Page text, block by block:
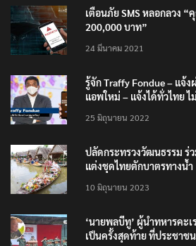
เตือนภัย SMS หลอกลวง “
200,000 บาท”
24 มีนาคม 2021
รู้จัก Traffy Fondue – แจ้
แอพใหม่ – แจ้งได้ทั่วไทย ไ
25 มิถุนายน 2022
ปลัดกระทรวงวัฒนธรรม ร่ว
แต่งชุดไทยตักบาตรทางน้ำ
10 มิถุนายน 2023
‘นายพลบีทู’ ผู้นำทหารคะ
เป็นครั้งสุดท้าย ที่ประชาช